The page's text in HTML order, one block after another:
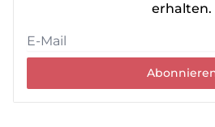
erhalten.